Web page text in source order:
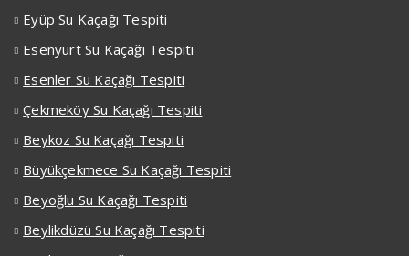
Eyüp Su Kaçağı Tespiti
Esenyurt Su Kaçağı Tespiti
Esenler Su Kaçağı Tespiti
Çekmeköy Su Kaçağı Tespiti
Beykoz Su Kaçağı Tespiti
Büyükçekmece Su Kaçağı Tespiti
Beyoğlu Su Kaçağı Tespiti
Beylikdüzü Su Kaçağı Tespiti